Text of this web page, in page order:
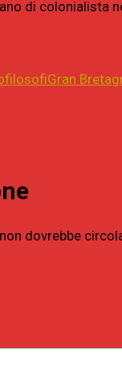
di colonialista
filosofiGran
dovrebbe